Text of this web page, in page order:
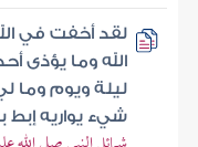
لقد أخفت في
الله وما يؤذى
ليلة ويوم وما
شيء يواريه إبط